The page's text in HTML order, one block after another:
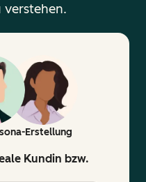
verstehen.
Erstellung
Kundin bzw.